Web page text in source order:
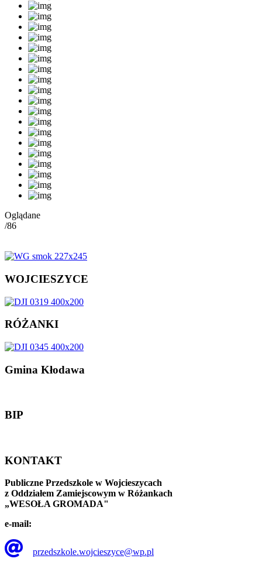
Oglądane
/86
WOJCIESZYCE
RÓŻANKI
Gmina Kłodawa
BIP
KONTAKT
Publiczne Przedszkole w Wojcieszycach
z Oddziałem Zamiejscowym w Różankach
„WESOŁA GROMADA"
e-mail:
przedszkole.wojcieszyce@wp.pl